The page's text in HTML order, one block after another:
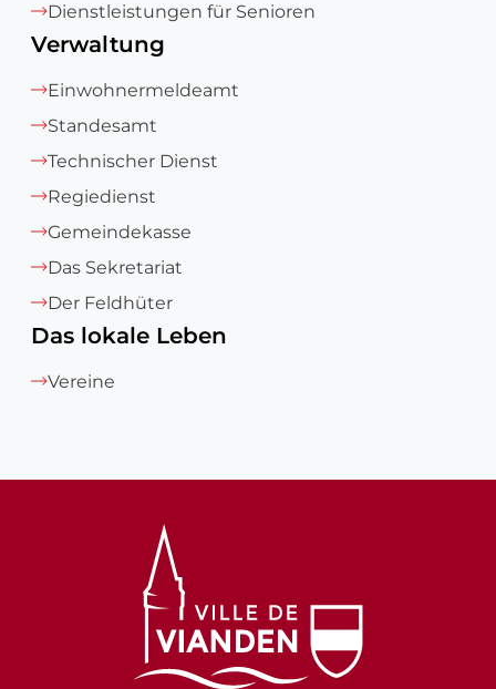
Dienstleistungen für Senioren
Verwaltung
Einwohnermeldeamt
Standesamt
Technischer Dienst
Regiedienst
Gemeindekasse
Das Sekretariat
Der Feldhüter
Das lokale Leben
Vereine